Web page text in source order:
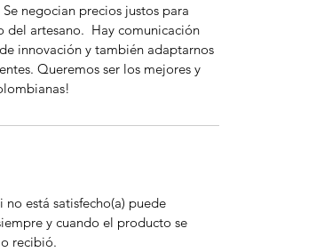
negocian precios justos para
del artesano. Hay comunicación
innovación y también adaptarnos
Queremos ser los mejores y
está satisfecho(a) puede
y cuando el producto se
recibió.